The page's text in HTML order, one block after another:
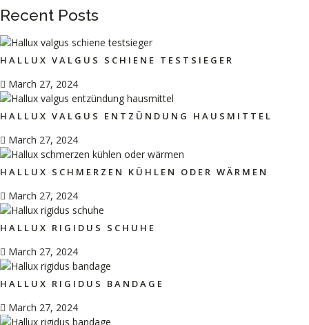
Recent Posts
HALLUX VALGUS SCHIENE TESTSIEGER
March 27, 2024
HALLUX VALGUS ENTZÜNDUNG HAUSMITTEL
March 27, 2024
HALLUX SCHMERZEN KÜHLEN ODER WÄRMEN
March 27, 2024
HALLUX RIGIDUS SCHUHE
March 27, 2024
HALLUX RIGIDUS BANDAGE
March 27, 2024